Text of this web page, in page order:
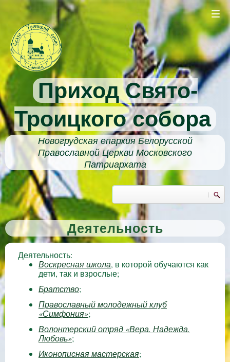
Перейти к основному содержанию
Приход Свято-
Троицкого собора
Новогрудская епархия Белорусской
Православной Церкви Московского
Патриархата
Поиск
Деятельность
Деятельность:
Воскресная школа, в которой обучаются как
дети, так и взрослые;
Братство;
Православный молодежный клуб
«Симфония»;
Волонтерский отряд «Вера. Надежда.
Любовь»;
Иконописная мастерская;